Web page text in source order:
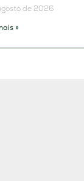
de 2026
»